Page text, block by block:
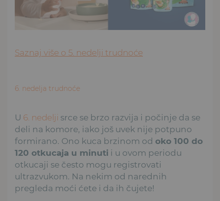
Saznaj više o 5. nedelji trudnoće
6. nedelja trudnoće
U 6. nedelji srce se brzo razvija i počinje da se
deli na komore, iako još uvek nije potpuno
formirano. Ono kuca brzinom od oko 100 do
120 otkucaja u minuti i u ovom periodu
otkucaji se često mogu registrovati
ultrazvukom. Na nekim od narednih
pregleda moći ćete i da ih čujete!